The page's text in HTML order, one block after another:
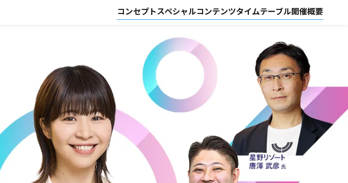
コンセプトスペシャルコンテンツタイムテーブル開催概要